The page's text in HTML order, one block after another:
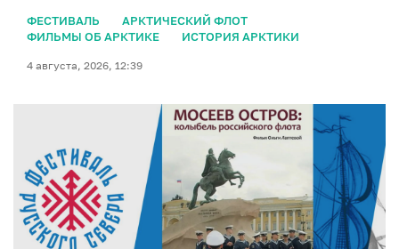
ФЕСТИВАЛЬ
АРКТИЧЕСКИЙ ФЛОТ
ФИЛЬМЫ ОБ АРКТИКЕ
ИСТОРИЯ АРКТИКИ
4 августа, 2026, 12:39